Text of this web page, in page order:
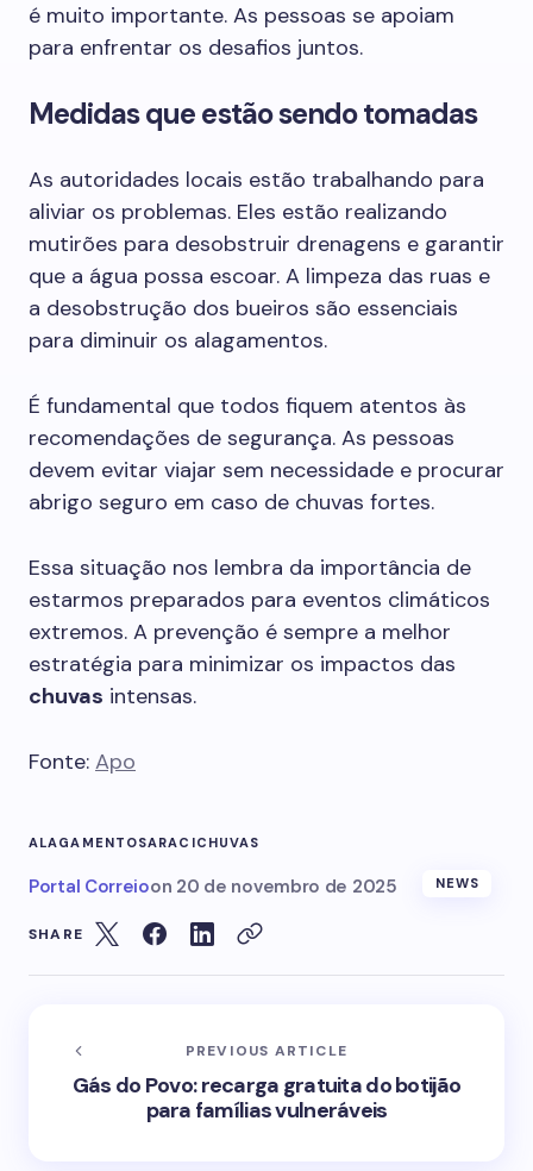
é muito importante. As pessoas se apoiam
para enfrentar os desafios juntos.
Medidas que estão sendo tomadas
As autoridades locais estão trabalhando para
aliviar os problemas. Eles estão realizando
mutirões para desobstruir drenagens e garantir
que a água possa escoar. A limpeza das ruas e
a desobstrução dos bueiros são essenciais
para diminuir os alagamentos.
É fundamental que todos fiquem atentos às
recomendações de segurança. As pessoas
devem evitar viajar sem necessidade e procurar
abrigo seguro em caso de chuvas fortes.
Essa situação nos lembra da importância de
estarmos preparados para eventos climáticos
extremos. A prevenção é sempre a melhor
estratégia para minimizar os impactos das
chuvas intensas.
Fonte: Apo
ALAGAMENTOSARACICHUVAS
Portal Correioon 20 de novembro de 2025 NEWS
SHARE
PREVIOUS ARTICLE
Gás do Povo: recarga gratuita do botijão
para famílias vulneráveis